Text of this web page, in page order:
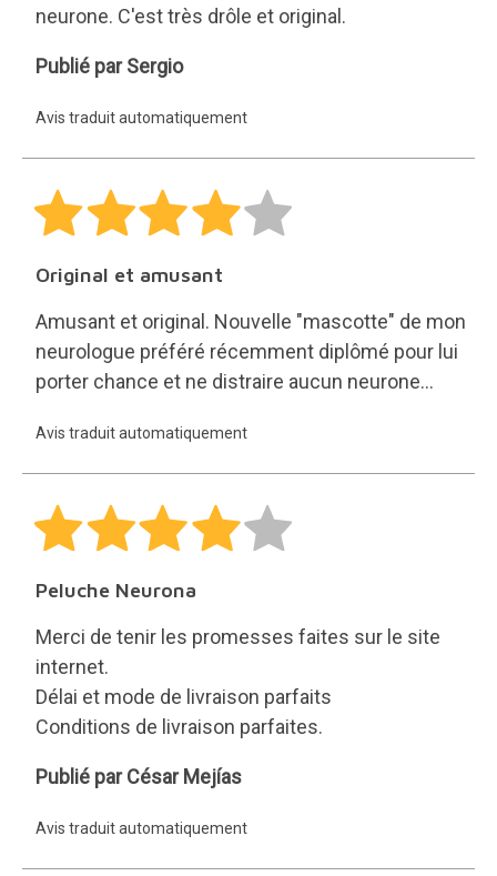
neurone. C'est très drôle et original.
Sergio
Publié par Sergio
Avis traduit automatiquement
Original et amusant
Amusant et original. Nouvelle "mascotte" de mon
neurologue préféré récemment diplômé pour lui
porter chance et ne distraire aucun neurone...
Avis traduit automatiquement
Peluche Neurona
Merci de tenir les promesses faites sur le site
internet.
Délai et mode de livraison parfaits
Conditions de livraison parfaites.
César
Publié par César Mejías
Avis traduit automatiquement